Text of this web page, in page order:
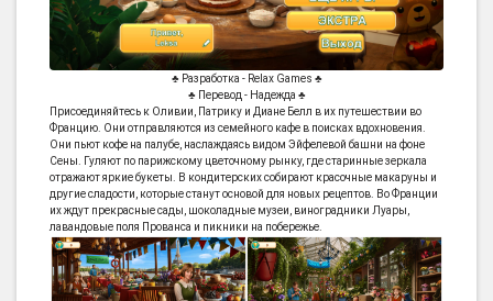
СТРЕЛЯЛКИ
КВЕСТ
НОВОСТИ
♣ Разработка - Relax Games ♣
♣ Перевод - Надежда ♣
Присоединяйтесь к Оливии, Патрику и Диане Белл в их путешествии во
Францию. Они отправляются из семейного кафе в поисках вдохновения.
Они пьют кофе на палубе, наслаждаясь видом Эйфелевой башни на фоне
Сены. Гуляют по парижскому цветочному рынку, где старинные зеркала
отражают яркие букеты. В кондитерских собирают красочные макаруны и
другие сладости, которые станут основой для новых рецептов. Во Франции
их ждут прекрасные сады, шоколадные музеи, виноградники Луары,
лавандовые поля Прованса и пикники на побережье.